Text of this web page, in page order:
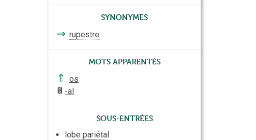
Synonymes
⇒ rupestre
Mots apparentés
⇑
os
-al
Sous-entrées
lobe pariétal